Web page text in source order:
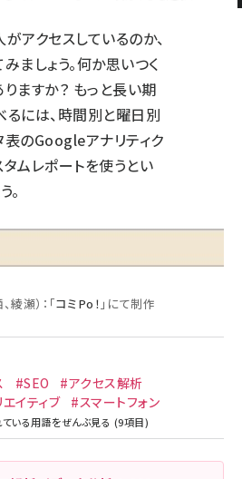
アクセスしているのか、
ましょう。何か思いつく
ますか？ もっと長い期
には、時間別と曜日別
表のGoogleアナリティク
ムレポートを使うとい
。
瀬）：「コミPo！ 」にて制作
#SEO
#アクセス解析
イティブ
#スマートフォン